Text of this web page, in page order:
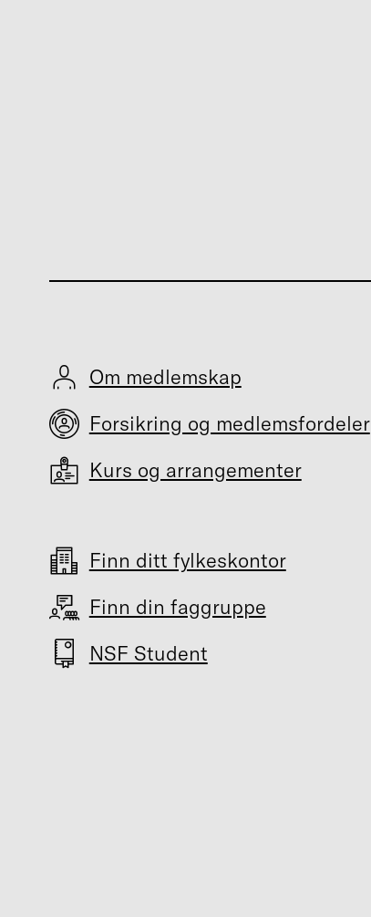
Om medlemskap
Forsikring og medlemsfordeler
Kurs og arrangementer
Finn ditt fylkeskontor
Finn din faggruppe
NSF Student